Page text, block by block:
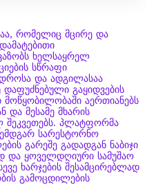
რომელიც მცირე და
ხელსაყრელ
სწრაფი
დროსა და ადგილასაა
გაყიდვების
აერთიანებს
და მესამე მხარის
შეკვეთებს. პლატფორმა
სარესტორნო
გარეშე გადადგან ნაბიჯი
და ყოველდღიური სამუშაო
ხარჯების შესამცირებლად
გამოცდილების